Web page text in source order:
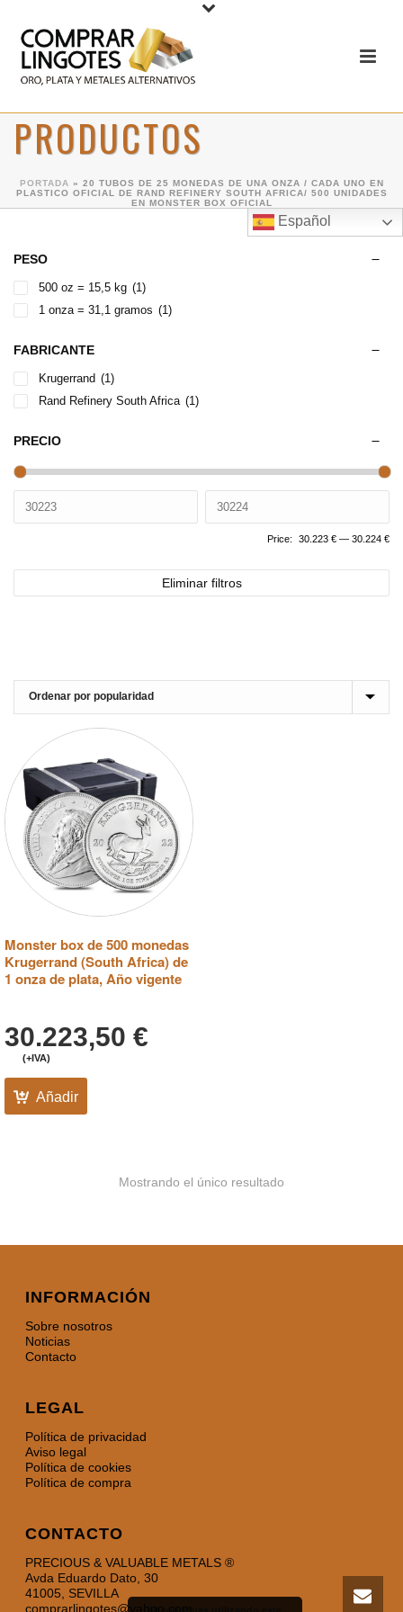
PRODUCTOS
PORTADA » 20 TUBOS DE 25 MONEDAS DE UNA ONZA / CADA UNO EN
PLASTICO OFICIAL DE RAND REFINERY SOUTH AFRICA/ 500 UNIDADES
EN MONSTER BOX OFICIAL
Español
Monster box de 500 monedas
Krugerrand (South Africa) de
1 onza de plata, Año vigente
30.223,50 €
(+IVA)
Añadir
Mostrando el único resultado
PESO
500 oz = 15,5 kg (1)
1 onza = 31,1 gramos (1)
FABRICANTE
Krugerrand (1)
Rand Refinery South Africa (1)
PRECIO
Price: 30.223 € — 30.224 €
Eliminar filtros
INFORMACIÓN
Sobre nosotros
Noticias
Contacto
LEGAL
Política de privacidad
Aviso legal
Política de cookies
Política de compra
CONTACTO
PRECIOUS & VALUABLE METALS ®
Avda Eduardo Dato, 30
41005, SEVILLA
comprarlingotes@yahoo.com